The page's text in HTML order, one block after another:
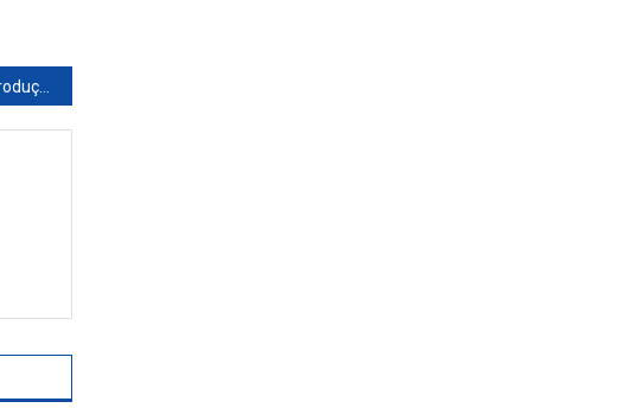
Petrobras atinge produção recorde e destaca eficiência no pré-sal